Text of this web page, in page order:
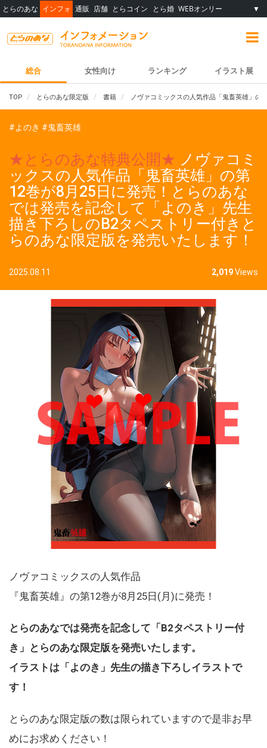
とらのあな インフォ 通販 店舗 とらコイン とら婚 WEBオンリー ▼
総合 女性向け ランキング イラスト展
TOP とらのあな限定版 書籍 ノヴァコミックスの人気作品「鬼畜英雄」
#よのき #鬼畜英雄
★とらのあな特典公開★ ノヴァコミ
ックスの人気作品「鬼畜英雄」の第
12巻が8月25日に発売！とらのあな
では発売を記念して「よのき」先生
描き下ろしのB2タペストリー付きと
らのあな限定版を発売いたします！
2025.08.11 2,019Views
ノヴァコミックスの人気作品
『鬼畜英雄』の第12巻が8月25日(月)に発売！
とらのあなでは発売を記念して「B2タペストリー付
き」とらのあな限定版を発売いたします。
イラストは「よのき」先生の描き下ろしイラストで
す！
とらのあな限定版の数は限られていますので是非お早
めにお求めください！